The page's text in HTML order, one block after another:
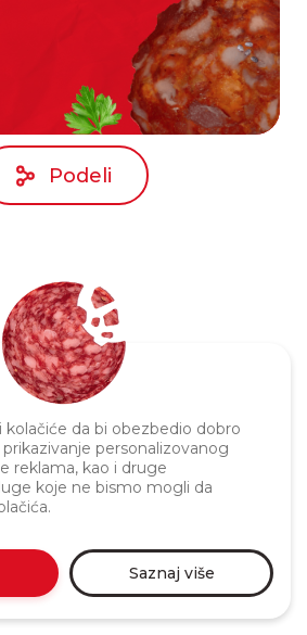
kolačiće da bi obezbedio dobro
personalizovanog
reklama, kao i druge
koje ne bismo mogli da
Saznaj više
Podeli
privatnosti